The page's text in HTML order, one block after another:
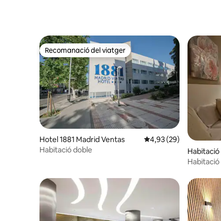
Recomanació del viatger
Recomanació del viatger
Hotel 1881 Madrid Ventas 4,93 de puntuació
4,93 (29)
Habitació doble
Habitació